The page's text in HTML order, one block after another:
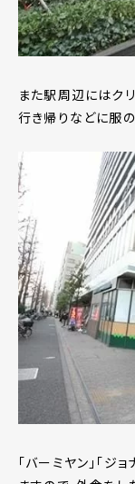
また駅周辺にはク
行き帰りなどに服
「バーミヤン」「ジ